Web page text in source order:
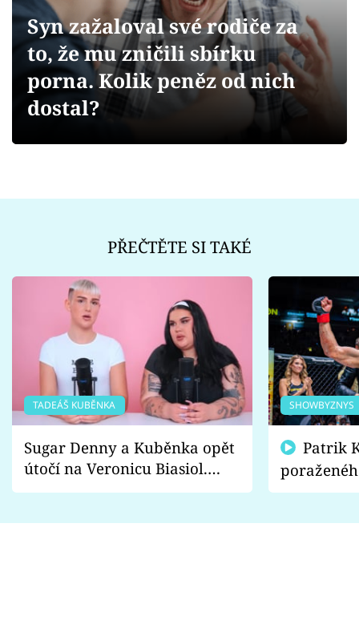
Videa
Sledujte prima+
Syn zažaloval své rodiče za
to, že mu zničili sbírku
porna. Kolik peněz od nich
dostal?
PŘEČTĚTE SI TAKÉ
TADEÁŠ KUBĚNKA
Sugar Denny a Kuběnka opět
útočí na Veronicu Biasiol.
Proč je podle nich falešná a
SHOWBYZNYS
fanoušci